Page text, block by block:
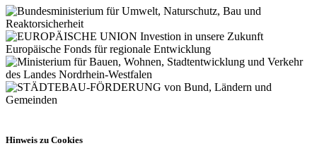
Hinweis zu Cookies